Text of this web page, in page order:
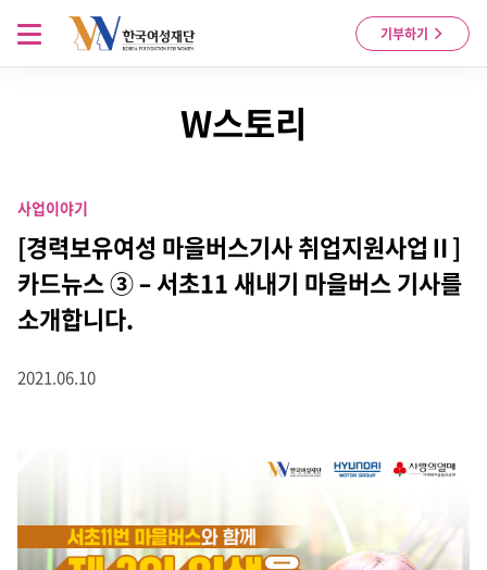
Skip to content
기부하기
메뉴 열기
W스토리
사업이야기
[경력보유여성 마을버스기사 취업지원사업Ⅱ]
카드뉴스 ③ – 서초11 새내기 마을버스 기사를
소개합니다.
2021.06.10